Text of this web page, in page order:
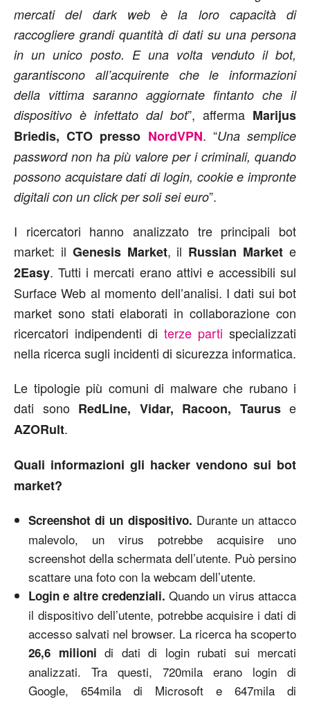
mercati del dark web è la loro capacità di
raccogliere grandi quantità di dati su una persona
in un unico posto. E una volta venduto il bot,
garantiscono all’acquirente che le informazioni
della vittima saranno aggiornate fintanto che il
dispositivo è infettato dal bot”, afferma Marijus
Briedis, CTO presso NordVPN. “Una semplice
password non ha più valore per i criminali, quando
possono acquistare dati di login, cookie e impronte
digitali con un click per soli sei euro”.
I ricercatori hanno analizzato tre principali bot
market: il Genesis Market, il Russian Market e
2Easy. Tutti i mercati erano attivi e accessibili sul
Surface Web al momento dell’analisi. I dati sui bot
market sono stati elaborati in collaborazione con
ricercatori indipendenti di terze parti specializzati
nella ricerca sugli incidenti di sicurezza informatica.
Le tipologie più comuni di malware che rubano i
dati sono RedLine, Vidar, Racoon, Tauruse
AZORult.
Quali informazioni gli hacker vendono sui bot
market?
Screenshot di un dispositivo. Durante un attacco
malevolo, un virus potrebbe acquisire uno
screenshot della schermata dell’utente. Può persino
scattare una foto con la webcam dell’utente.
Login e altre credenziali. Quando un virus attacca
il dispositivo dell’utente, potrebbe acquisire i dati di
accesso salvati nel browser. La ricerca ha scoperto
26,6 milioni di dati di login rubati sui mercati
analizzati. Tra questi, 720mila erano login di
Google, 654mila di Microsoft e 647mila di